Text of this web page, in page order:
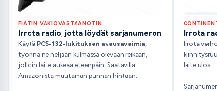
FIATIN VAKIOVASTAANOTIN
Irrota radio, jotta löydät sarjanumeron
Käytä PC5-132-lukituksen avausavaimia
työnnä ne neljään kulmassa olevaan reikään,
jolloin laite aukeaa eteenpäin. Saatavilla
Amazonista muutaman punnan hintaan.
Irrota
Irrota
laite ulos.